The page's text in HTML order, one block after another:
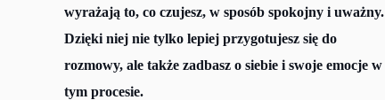
wyrażają to, co czujesz, w sposób spokojny i uważny.
Dzięki niej nie tylko lepiej przygotujesz się do
rozmowy, ale także zadbasz o siebie i swoje emocje w
tym procesie.